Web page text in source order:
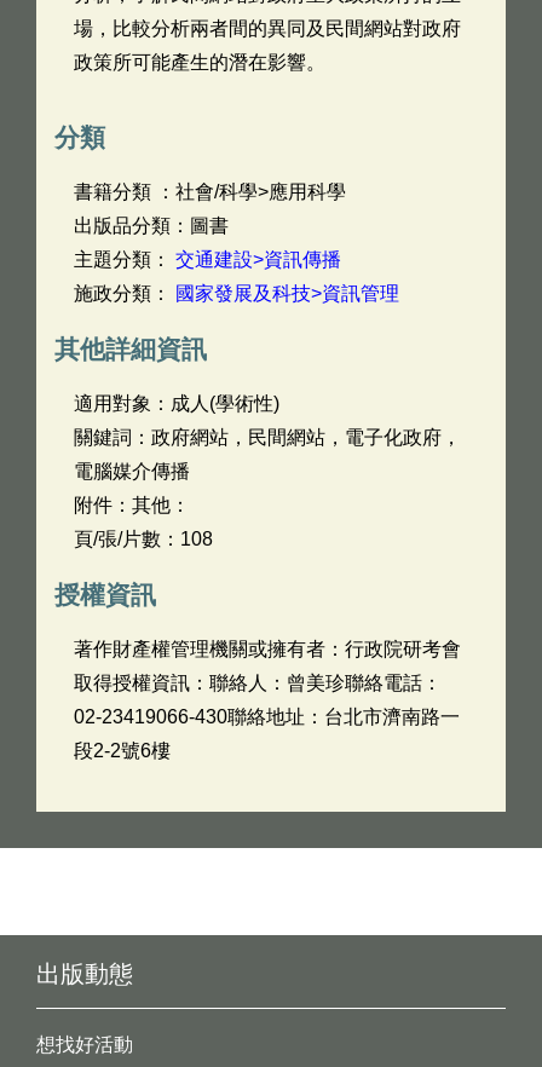
場，比較分析兩者間的異同及民間網站對政府
政策所可能產生的潛在影響。
分類
書籍分類 ：社會/科學>應用科學
出版品分類：圖書
主題分類： 交通建設>資訊傳播
施政分類：
國家發展及科技>資訊管理
其他詳細資訊
適用對象：成人(學術性)
關鍵詞：政府網站，民間網站，電子化政府，
電腦媒介傳播
附件：其他：
頁/張/片數：108
授權資訊
著作財產權管理機關或擁有者：行政院研考會
取得授權資訊：聯絡人：曾美珍聯絡電話：
02-23419066-430聯絡地址：台北市濟南路一
段2-2號6樓
出版動態
想找好活動